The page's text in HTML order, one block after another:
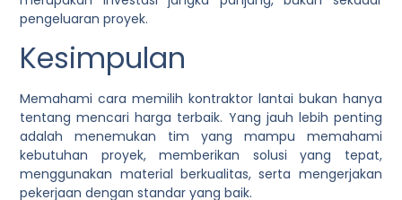
pengeluaran proyek.
Kesimpulan
Memahami cara memilih kontraktor lantai bukan hanya
tentang mencari harga terbaik. Yang jauh lebih penting
adalah menemukan tim yang mampu memahami
kebutuhan proyek, memberikan solusi yang tepat,
menggunakan material berkualitas, serta mengerjakan
pekerjaan dengan standar yang baik.